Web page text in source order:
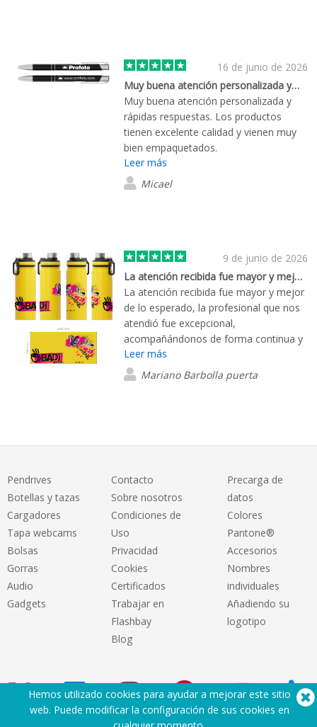
16 de junio de 2026
Muy buena atención personalizada y…
Muy buena atención personalizada y
rápidas respuestas. Los productos
tienen excelente calidad y vienen muy
bien empaquetados.
Leer más
Micael
9 de junio de 2026
La atención recibida fue mayor y mejor…
La atención recibida fue mayor y mejor
de lo esperado, la profesional que nos
atendió fue excepcional,
acompañándonos de forma continua y
facilitando soluciones a cualquier duda
Leer más
Mariano Barbolla puerta
Pendrives
Botellas y tazas
Cargadores
Tapa webcams
Bolsas
Gorras
Audio
Gadgets
Contacto
Sobre nosotros
Condiciones de
Uso
Privacidad
Cookies
Certificados
Trabajar en
Flashbay
Blog
Precarga de
datos
Colores
Pantone®
Accesorios
Nombres
individuales
Añadiendo su
logotipo
Hemos utilizado cookies para ayudar a mejorar este sitio
web. Puede modificar la configuración de sus cookies en